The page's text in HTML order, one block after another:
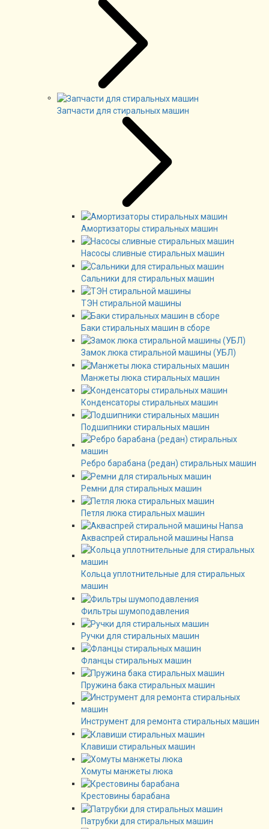
Запчасти для стиральных машин
Амортизаторы стиральных машин
Насосы сливные стиральных машин
Сальники для стиральных машин
ТЭН стиральной машины
Баки стиральных машин в сборе
Замок люка стиральной машины (УБЛ)
Манжеты люка стиральных машин
Конденсаторы стиральных машин
Подшипники стиральных машин
Ребро барабана (редан) стиральных машин
Ремни для стиральных машин
Петля люка стиральных машин
Акваспрей стиральной машины Hansa
Кольца уплотнительные для стиральных
машин
Фильтры шумоподавления
Ручки для стиральных машин
Фланцы стиральных машин
Пружина бака стиральных машин
Инструмент для ремонта стиральных машин
Клавиши стиральных машин
Хомуты манжеты люка
Крестовины барабана
Патрубки для стиральных машин